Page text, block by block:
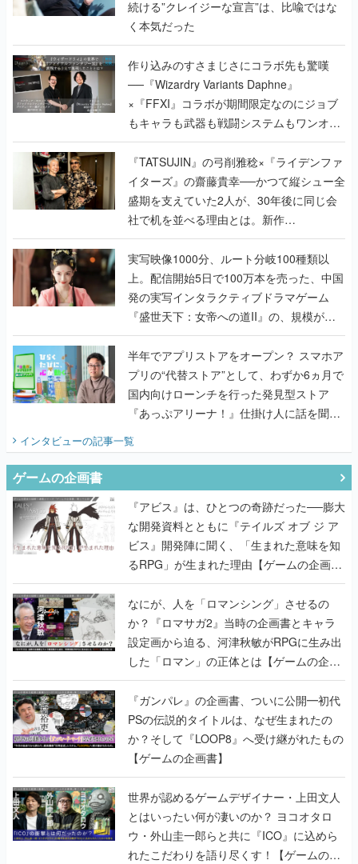
作り込みのすさまじさにコラボ先も驚嘆
──『Wizardry Variants Daphne』
×『FFXI』コラボが期間限定なのにジョブ
もキャラも武器も戦闘システムもワンオフ
で作り込まれた理由を両ディレクターに聞
く
『TATSUJIN』の弓削雅稔×『ライデンファ
イターズ』の齋藤貴幸──かつて縦シュー全
盛期を支えていた2人が、30年後に同じ会
社で机を並べる理由とは。新作
『TATSUJIN EXTREME』で初タッグを組
んだレジェンド2人に訊く開発秘話
実写映像1000分、ルート分岐100種類以
上。配信開始5日で100万本を売った、中国
発の実写インタラクティブドラマゲーム
『盛世天下：女帝への道II』の、規模が違
うこだわりをプロデューサーに聞いた
半年でアプリストアをオープン？ スマホア
プリの“代替ストア”として、わずか6ヵ月で
国内向けローンチを行った発見型ストア
『あっぷアリーナ！』仕掛け人に話を聞い
てみた
インタビューの記事一覧
『アビス』は、ひとつの奇跡だった──膨大
な開発資料とともに『テイルズ オブ ジ ア
るRPG」が生まれた理由【ゲームの企画
書】
なにが、人を「ロマンシング」させるの
か？『ロマサガ2』当時の企画書とキャラ
設定画から迫る、河津秋敏がRPGに生み出
した「ロマン」の正体とは【ゲームの企画
書】
『ガンパレ』の企画書、ついに公開━初代
PSの伝説的タイトルは、なぜ生まれたの
か？そして『LOOP8』へ受け継がれたもの
【ゲームの企画書】
世界が認めるゲームデザイナー・上田文人
とはいったい何が凄いのか？ ヨコオタロ
ウ・外山圭一郎らと共に『ICO』に込めら
れたこだわりを語り尽くす！【ゲームの企
画書】
【ゲームの企画書】『ペルソナ3』を築き
上げたのは反骨心とリスペクトだった。赤